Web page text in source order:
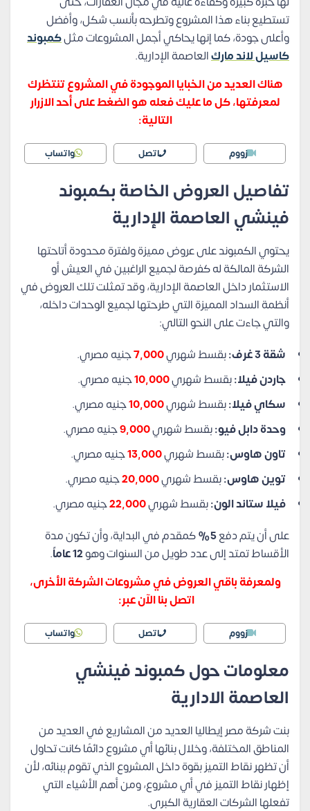
تستطيع بناء هذا المشروع وتطرحه بأنسب شكل، وأفضل
وأعلى جودة، كما إنها يحاكي أجمل المشروعات مثلكمبوند
كاسيل لاند ماركالعاصمة الإدارية.
هناك العديد من الخبايا الموجودة في المشروع تنتظرك
لمعرفتها، كل ما عليك فعله هو الضغط على أحد الازرار
التالية:
زووم اتصل واتساب
تفاصيل العروض الخاصة بكمبوند
فينشي العاصمة الإدارية
يحتوي الكمبوند على عروض مميزة ولفترة محدودة أتاحتها
الشركة المالكة له كفرصة لجميع الراغبين في العيش أو
الاستثمار داخل العاصمة الإدارية، وقد تمثلت تلك العروض في
أنظمة السداد المميزة التي طرحتها لجميع الوحدات داخله،
والتي جاءت على النحو التالي:
شقة 3 غرف:
بقسط شهري7,000جنيه مصري.
جاردن فيلا:بقسط شهري10,000جنيه مصري.
سكاي فيلا:بقسط شهري10,000جنيه مصري.
وحدة دابل فيو:بقسط شهري9,000جنيه مصري.
تاون هاوس:بقسط شهري13,000جنيه مصري.
توين هاوس:بقسط شهري20,000جنيه مصري.
فيلا ستاند الون:بقسط شهري22,000جنيه مصري.
على أن يتم دفع
كمقدم في البداية، وأن تكون مدة
الأقساط تمتد إلى عدد طويل من السنوات وهو12 عاماً
.
ولمعرفة باقي العروض في مشروعات الشركة الأخرى،
اتصل بنا الآن عبر:
زووم اتصل واتساب
معلومات حول كمبوند فينشي
العاصمة الادارية
بنت شركة مصر إيطاليا العديد من المشاريع في العديد من
المناطق المختلفة، وخلال بنائها أي مشروع دائمًا كانت تحاول
أن تظهر نقاط التميز بقوة داخل المشروع الذي تقوم ببنائه، لأن
إظهار نقاط التميز في أي مشروع، ومن أهم الأشياء التي
تفعلها الشركات العقارية الكبرى.